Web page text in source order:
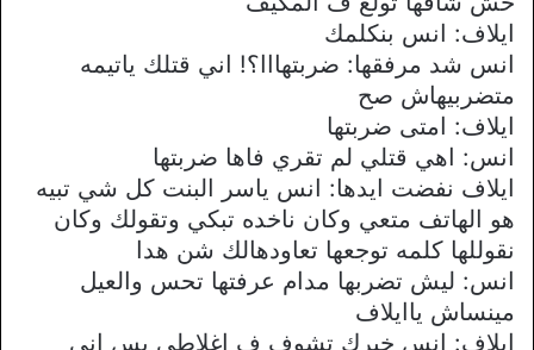
ايلاف: انس بنكلمك
انس شد مرفقها: ضربتهااا؟! اني قتلك ياتيمه
متضربيهاش صح
ايلاف: امتى ضربتها
انس: اهي قتلي لم تقري فاها ضربتها
ايلاف نفضت ايدها: انس ياسر البنت كل شي تبيه
هو الهاتف متعي وكان ناخده تبكي وتقولك وكان
نقوللها كلمه توجعها تعاودهالك شن هدا
انس: ليش تضربها مدام عرفتها تحس والعيل
مينساش ياايلاف
ايلاف: انس خيرك تشوف ف اغلاطي بس اني